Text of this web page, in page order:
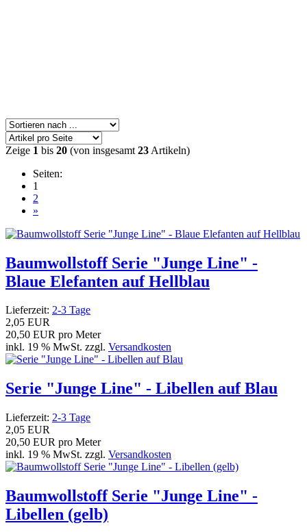
Zeige 1 bis 20 (von insgesamt 23 Artikeln)
Seiten:
1
2
»
Baumwollstoff Serie "Junge Line" -
Blaue Elefanten auf Hellblau
Lieferzeit: 2-3 Tage
2,05 EUR
20,50 EUR pro Meter
inkl. 19 % MwSt. zzgl. Versandkosten
Serie "Junge Line" - Libellen auf Blau
Lieferzeit: 2-3 Tage
2,05 EUR
20,50 EUR pro Meter
inkl. 19 % MwSt. zzgl. Versandkosten
Baumwollstoff Serie "Junge Line" -
Libellen (gelb)